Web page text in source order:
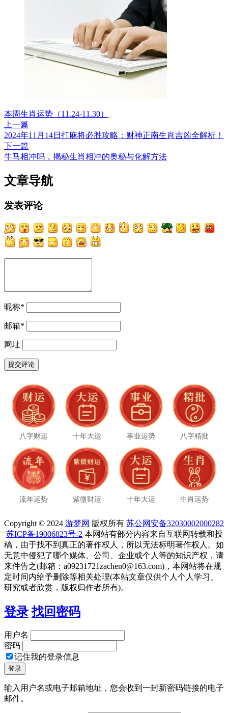
本周生肖运势（11.24-11.30）
上一篇
2024年11月14日打麻将必胜攻略：财神正南生肖吉凶全解析！
下一篇
牛马相冲吗，揭秘生肖相冲的奥秘与化解方法
文章导航
发表评论
昵称*
邮箱*
网址
八字财运 十年大运 事业运势 八字精批
流年运势 紫微财运 十年大运 生肖运势
Copyright © 2024 游梦网 版权所有 苏公网安备32030002000282
苏ICP备19006823号-2 本网站有部分内容来自互联网转载和投
稿，由于找不到真正的著作权人，所以无法标明著作权人。如
无意中侵犯了哪个媒体、公司、企业或个人等的知识产权，请
来件告之(邮箱：a09231721zachen0@163.com)，本网站将在规
定时间内给予删除等相关处理(本站文章仅供个人个人学习、
研究或者欣赏，版权归作者所有)。
登录 找回密码
用户名
密码
记住我的登录信息
输入用户名或电子邮箱地址，您会收到一封新密码链接的电子
邮件。